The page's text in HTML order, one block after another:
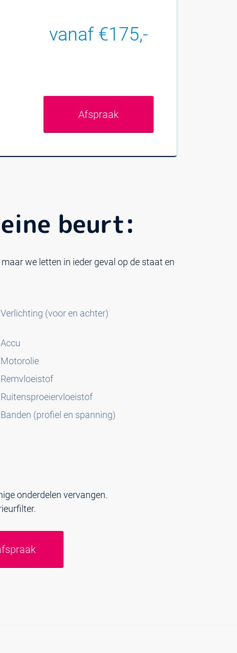
vanaf €175,-
Afspraak
beurt:
we letten in ieder geval op de staat en
Verlichting (voor en achter)
Accu
Motorolie
Remvloeistof
Ruitensproeiervloeistof
Banden (profiel en spanning)
onderdelen vervangen.